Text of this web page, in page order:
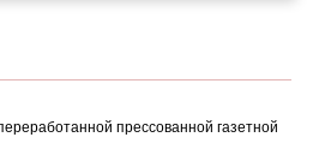
прессованной газетной